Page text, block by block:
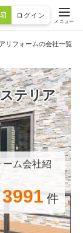
ログイン
メニュー
リフォームの会社一覧
テリア
ーム会社紹
3991 件